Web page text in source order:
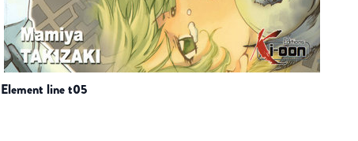
element line t05